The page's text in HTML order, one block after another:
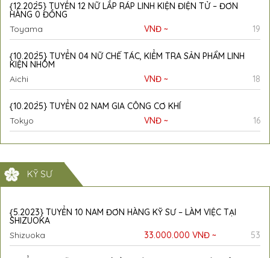
{12.202̀5} TUYỂN 12 NỮ LẮP RÁP LINH KIỆN ĐIỆN TỬ – ĐƠN
HÀNG 0 ĐỒNG
Toyama
VNĐ ~ 19
{10.202̀5} TUYỂN 04 NỮ CHẾ TÁC, KIỂM TRA SẢN PHẨM LINH
KIỆN NHÔM
Aichi
VNĐ ~ 18
{10.202̀5} TUYỂN 02 NAM GIA CÔNG CƠ KHÍ
Tokyo
VNĐ ~ 16
KỸ SƯ
{5.2023} TUYỂN 10 NAM ĐƠN HÀNG KỸ SƯ – LÀM VIỆC TẠI
SHIZUOKA
Shizuoka
33.000.000 VNĐ ~ 53